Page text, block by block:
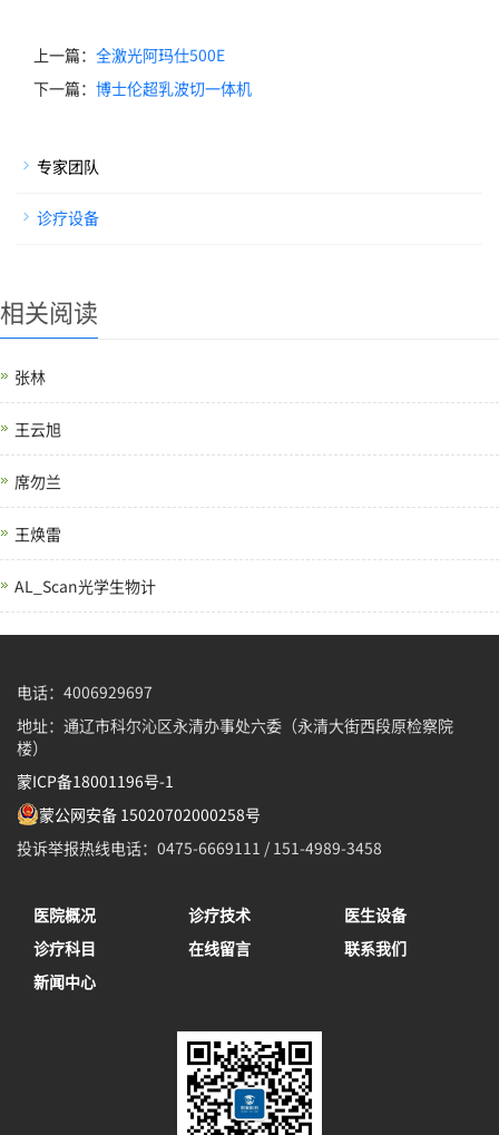
上一篇： 全激光阿玛仕500E
下一篇： ​博士伦超乳波切一体机
专家团队
诊疗设备
相关阅读
张林
王云旭
席勿兰
王焕雷
AL_Scan光学生物计
电话：4006929697
地址：通辽市科尔沁区永清办事处六委（永清大街西段原检察院
楼）
蒙ICP备18001196号-1
蒙公网安备 15020702000258号
投诉举报热线电话：0475-6669111 / 151-4989-3458
医院概况 诊疗技术
医生设备
诊疗科目
在线留言
联系我们
新闻中心